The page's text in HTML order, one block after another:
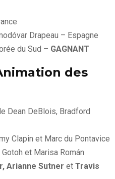
Drapeau – Espagne
du Sud – GAGNANT
des
Dean DeBlois, Bradford
Clapin et Marc du Pontavice
et Marisa Román
Arianne Sutner et Travis